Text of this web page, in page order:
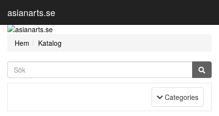
asianarts.se
Hem Katalog
Toggle Navigation
Categories